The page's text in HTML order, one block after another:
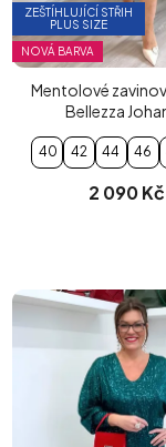
ZEŠTÍHLUJÍCÍ STŘIH
PLUS SIZE
NOVÁ BARVA
Mentolové
Bellezza
40 42 44 46
2 090 Kč